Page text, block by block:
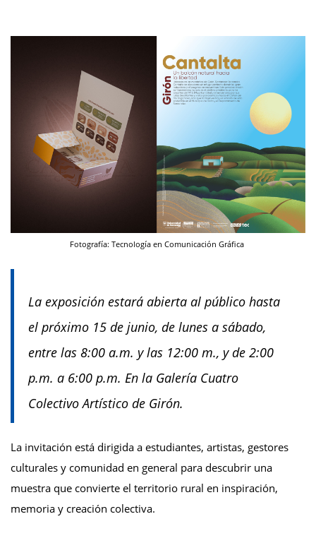
Fotografía: Tecnología en Comunicación Gráfica
La exposición estará abierta al público hasta
el próximo 15 de junio, de lunes a sábado,
entre las 8:00 a.m. y las 12:00 m., y de 2:00
p.m. a 6:00 p.m. En la Galería Cuatro
Colectivo Artístico de Girón.
La invitación está dirigida a estudiantes, artistas, gestores
culturales y comunidad en general para descubrir una
muestra que convierte el territorio rural en inspiración,
memoria y creación colectiva.